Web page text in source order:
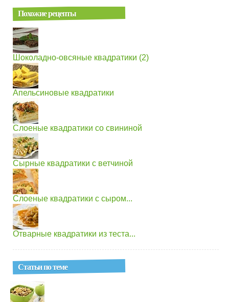
Похожие рецепты
Шоколадно-овсяные квадратики (2)
Апельсиновые квадратики
Слоеные квадратики со свининой
Сырные квадратики с ветчиной
Слоеные квадратики с сыром...
Отварные квадратики из теста...
Статьи по теме